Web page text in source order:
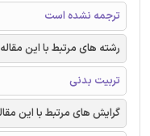
ترجمه نشده است
رشته های مرتبط با این مقاله
تربیت بدنی
گرایش های مرتبط با این